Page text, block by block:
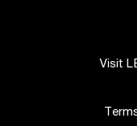
Visit